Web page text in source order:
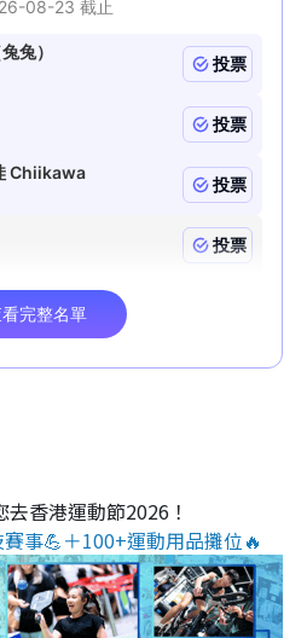
去香港運動節2026！
事💪＋100+運動用品攤位🔥